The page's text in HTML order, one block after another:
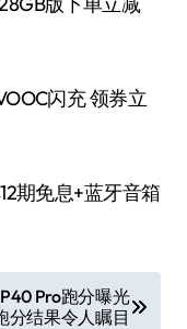
闪充 领券立
期免息+蓝牙音箱
Pro跑分曝光
分结果令人瞩目